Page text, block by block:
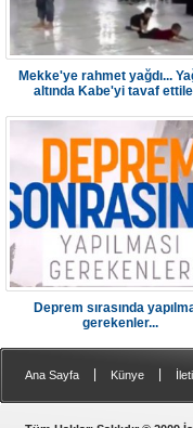
Mekke'ye rahmet yağdı...
altında Kabe'yi tavaf
Deprem sırasında
gerekenler...
Ana Sayfa Künye